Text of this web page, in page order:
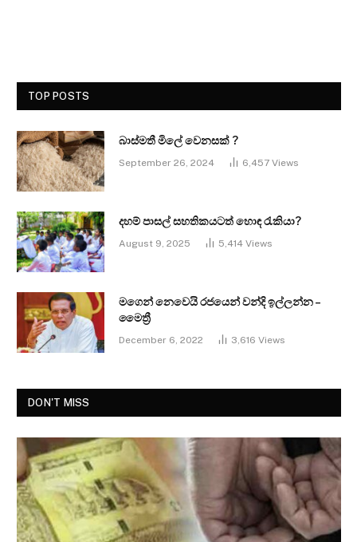
TOP POSTS
බාස්මතී මිලේ වෙනසක් ?
September 26, 2024 6,457 Views
දහම් පාසල් සහතිකයටත් හොඳ රැකියා?
August 9, 2025 5,414 Views
මගෙන් නෙවෙයි රජයෙන් වන්දි ඉල්ලන්න –
මෛත්‍රී
December 6, 2022 3,616 Views
DON'T MISS